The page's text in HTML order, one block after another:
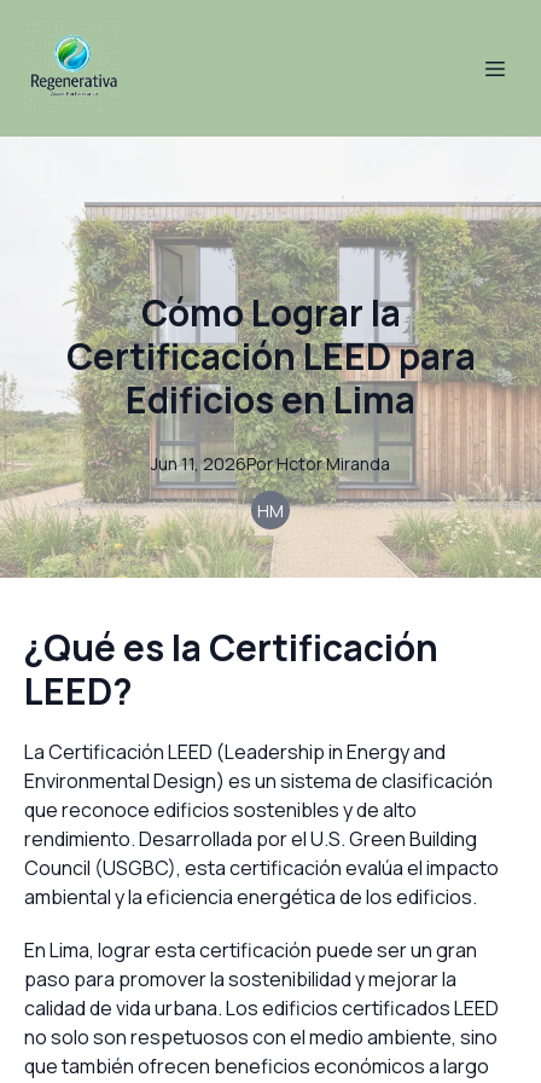
Cómo Lograr la
Certificación LEED para
Edificios en Lima
Jun 11, 2026PorHctorMiranda
HM
¿Qué es la Certificación
LEED?
La Certificación LEED (Leadership in Energy and
Environmental Design) es un sistema de clasificación
que reconoce edificios sostenibles y de alto
rendimiento. Desarrollada por el U.S. Green Building
Council (USGBC), esta certificación evalúa el impacto
ambiental y la eficiencia energética de los edificios.
En Lima, lograr esta certificación puede ser un gran
paso para promover la sostenibilidad y mejorar la
calidad de vida urbana. Los edificios certificados LEED
no solo son respetuosos con el medio ambiente, sino
que también ofrecen beneficios económicos a largo